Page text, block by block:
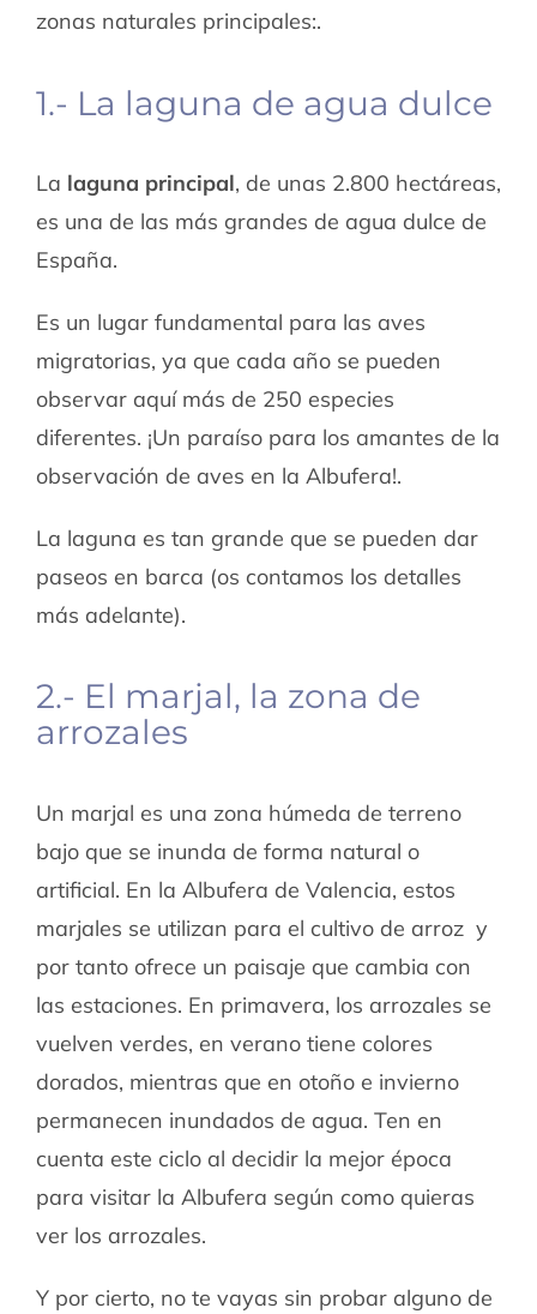
zonas naturales principales:.
1.- La laguna de agua dulce
La laguna principal, de unas 2.800 hectáreas,
es una de las más grandes de agua dulce de
España.
Es un lugar fundamental para las aves
migratorias, ya que cada año se pueden
observar aquí más de 250 especies
diferentes. ¡Un paraíso para los amantes de la
observación de aves en la Albufera!.
La laguna es tan grande que se pueden dar
paseos en barca (os contamos los detalles
más adelante).
2.- El marjal, la zona de
arrozales
Un marjal es una zona húmeda de terreno
bajo que se inunda de forma natural o
artificial. En la Albufera de Valencia, estos
marjales se utilizan para el cultivo de arroz y
por tanto ofrece un paisaje que cambia con
las estaciones. En primavera, los arrozales se
vuelven verdes, en verano tiene colores
dorados, mientras que en otoño e invierno
permanecen inundados de agua. Ten en
cuenta este ciclo al decidir la mejor época
para visitar la Albufera según como quieras
ver los arrozales.
Y por cierto, no te vayas sin probar alguno de